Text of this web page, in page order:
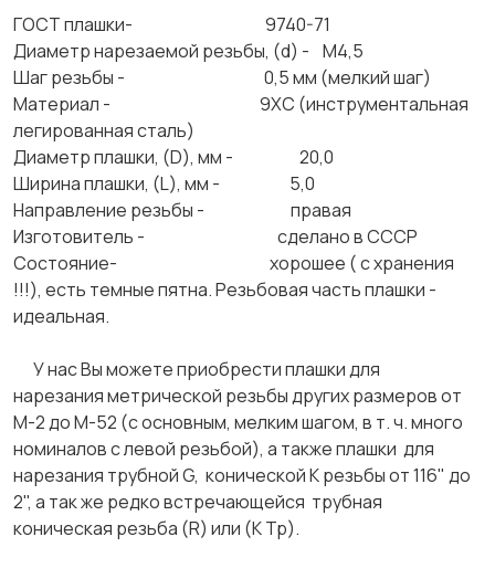
ГОСТ плашки- 9740-71
Диаметр нарезаемой резьбы, (d) - М4,5
Шаг резьбы - 0,5 мм (мелкий шаг)
Материал - 9ХС (инструментальная
легированная сталь)
Диаметр плашки, (D), мм - 20,0
Ширина плашки, (L), мм - 5,0
Направление резьбы - правая
Изготовитель - сделано в СССР
Состояние- хорошее ( с хранения
!!!), есть темные пятна. Резьбовая часть плашки -
идеальная.
У нас Вы можете приобрести плашки для
нарезания метрической резьбы других размеров от
М-2 до М-52 (с основным, мелким шагом, в т. ч. много
номиналов с левой резьбой), а также плашки для
нарезания трубной G, конической К резьбы от 116" до
2", а так же редко встречающейся трубная
коническая резьба (R) или (К Тр).